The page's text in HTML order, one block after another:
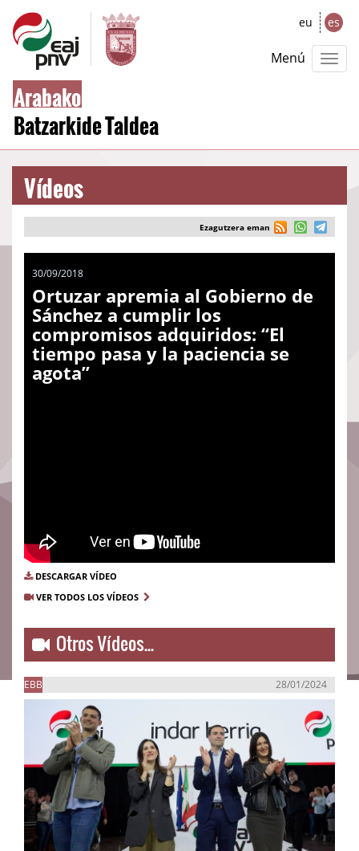
Arabako
Batzarkide Taldea
eu es
Menú
Vídeos
Ezagutzera eman
30/09/2018
Ortuzar apremia al Gobierno de
Sánchez a cumplir los
compromisos adquiridos: “El
tiempo pasa y la paciencia se
agota”
DESCARGAR VÍDEO
VER TODOS LOS VÍDEOS
Otros Vídeos...
EBB 28/01/2024